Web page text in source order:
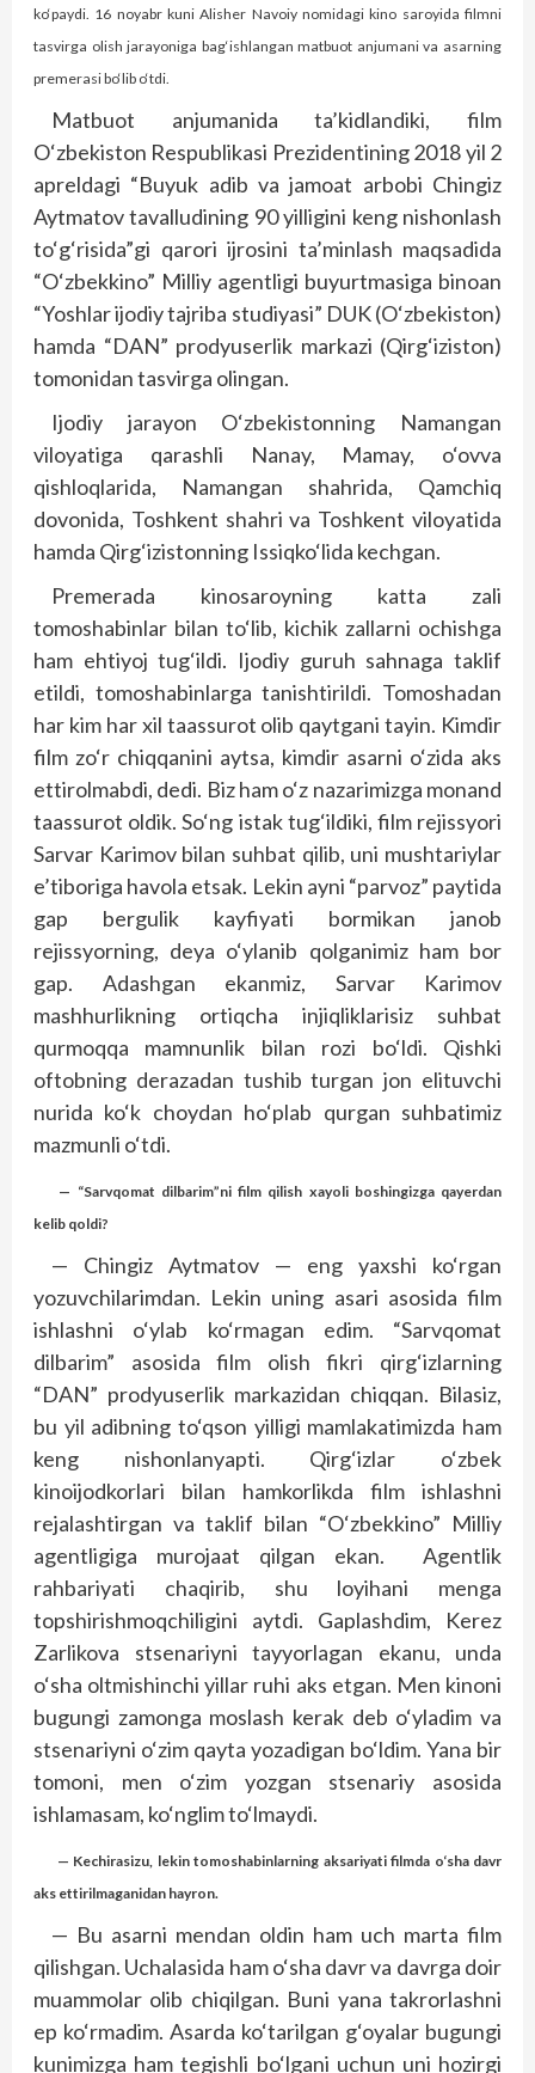
ko‘paydi. 16 noyabr kuni Alisher Navoiy nomidagi kino saroyida filmni
tasvirga olish jarayoniga bag‘ishlangan matbuot anjumani va asarning
premerasi bo‘lib o‘tdi.
Matbuot anjumanida ta’kidlandiki, film
O‘zbekiston Respublikasi Prezidentining 2018 yil 2
apreldagi “Buyuk adib va jamoat arbobi Chingiz
Aytmatov tavalludining 90 yilligini keng nishonlash
to‘g‘risida”gi qarori ijrosini ta’minlash maqsadida
“O‘zbekkino” Milliy agentligi buyurtmasiga binoan
“Yoshlar ijodiy tajriba studiyasi” DUK (O‘zbekiston)
hamda “DAN” prodyuserlik markazi (Qirg‘iziston)
tomonidan tasvirga olingan.
Ijodiy jarayon O‘zbekistonning Namangan
viloyatiga qarashli Nanay, Mamay, o‘ovva
qishloqlarida, Namangan shahrida, Qamchiq
dovonida, Toshkent shahri va Toshkent viloyatida
hamda Qirg‘izistonning Issiqko‘lida kechgan.
Premerada kinosaroyning katta zali
tomoshabinlar bilan to‘lib, kichik zallarni ochishga
ham ehtiyoj tug‘ildi. Ijodiy guruh sahnaga taklif
etildi, tomoshabinlarga tanishtirildi. Tomoshadan
har kim har xil taassurot olib qaytgani tayin. Kimdir
film zo‘r chiqqanini aytsa, kimdir asarni o‘zida aks
ettirolmabdi, dedi. Biz ham o‘z nazarimizga monand
taassurot oldik. So‘ng istak tug‘ildiki, film rejissyori
Sarvar Karimov bilan suhbat qilib, uni mushtariylar
e’tiboriga havola etsak. Lekin ayni “parvoz” paytida
gap bergulik kayfiyati bormikan janob
rejissyorning, deya o‘ylanib qolganimiz ham bor
gap. Adashgan ekanmiz, Sarvar Karimov
mashhurlikning ortiqcha injiqliklarisiz suhbat
qurmoqqa mamnunlik bilan rozi bo‘ldi. Qishki
oftobning derazadan tushib turgan jon elituvchi
nurida ko‘k choydan ho‘plab qurgan suhbatimiz
mazmunli o‘tdi.
— “Sarvqomat dilbarim”ni film qilish xayoli boshingizga qayerdan
kelib qoldi?
— Chingiz Aytmatov — eng yaxshi ko‘rgan
yozuvchilarimdan. Lekin uning asari asosida film
ishlashni o‘ylab ko‘rmagan edim. “Sarvqomat
dilbarim” asosida film olish fikri qirg‘izlarning
“DAN” prodyuserlik markazidan chiqqan. Bilasiz,
bu yil adibning to‘qson yilligi mamlakatimizda ham
keng nishonlanyapti. Qirg‘izlar o‘zbek
kinoijodkorlari bilan hamkorlikda film ishlashni
rejalashtirgan va taklif bilan “O‘zbekkino” Milliy
agentligiga murojaat qilgan ekan. Agentlik
rahbariyati chaqirib, shu loyihani menga
topshirishmoqchiligini aytdi. Gaplashdim, Kerez
Zarlikova stsenariyni tayyorlagan ekanu, unda
o‘sha oltmishinchi yillar ruhi aks etgan. Men kinoni
bugungi zamonga moslash kerak deb o‘yladim va
stsenariyni o‘zim qayta yozadigan bo‘ldim. Yana bir
tomoni, men o‘zim yozgan stsenariy asosida
ishlamasam, ko‘nglim to‘lmaydi.
— Kechirasizu, lekin tomoshabinlarning aksariyati filmda o‘sha davr
aks ettirilmaganidan hayron.
— Bu asarni mendan oldin ham uch marta film
qilishgan. Uchalasida ham o‘sha davr va davrga doir
muammolar olib chiqilgan. Buni yana takrorlashni
ep ko‘rmadim. Asarda ko‘tarilgan g‘oyalar bugungi
kunimizga ham tegishli bo‘lgani uchun uni hozirgi